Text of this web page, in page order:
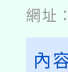
網址：
內